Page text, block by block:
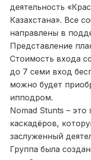
деятельность
Казахстана». Все
направлены в
Представление
Стоимость входа
до 7 семи вход
можно будет
ипподром.
Nomad Stunts – это
каскадёров,
заслуженный
Группа была